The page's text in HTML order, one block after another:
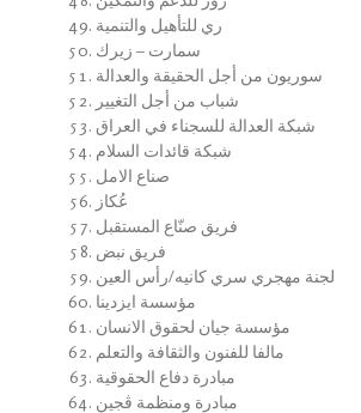
ري للتأهيل والتنمية
سمارت – زيرك
سوريون من أجل الحقيقة والعدالة
شباب من أجل التغيير
شبكة العدالة للسجناء في العراق
شبكة قائدات السلام
صناع الامل
عُكاز
فريق صنّاع المستقبل
فريق نبض
لجنة مهجري سري كانيه/رأس العين
مؤسسة ايزدينا
مؤسسة جيان لحقوق الانسان
مالفا للفنون والثقافة والتعلم
مبادرة دفاع الحقوقية
مبادرة ومنظمة ڤجين